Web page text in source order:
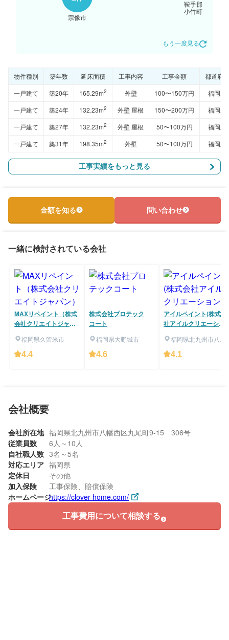
宗像市
鞍手郡
小竹町
もう一度見る
物件種別 築年数 延床面積 工事内容 工事金額
都道府県
一戸建て
築20年 165.29m2 外壁 100〜150万円
福岡県
一戸建て
築24年 132.23m2 外壁 屋根 150〜200万円
福岡県
一戸建て
築27年 132.23m2 外壁 屋根 50〜100万円
福岡県
一戸建て
築31年 198.35m2 外壁 50〜100万円 福岡県
工事実績をもっと見る
金額を知る 問い合わせ
一緒に検討されている会社
MAXリペイント（株式
会社クリエイトジャパ
福岡県久留米市
4.4
株式会社プロテック
コート
福岡県大野城市
4.6
アイルペイント(株式会
社アイルクリエーショ
福岡県北九州市八幡
4.1
会社概要
会社所在地 福岡県北九州市八幡西区丸尾町9-15 306号
従業員数
6人～10人
自社職人数 3名～5名
対応エリア 福岡県
定休日
その他
加入保険
工事保険、賠償保険
ホームページhttps://clover-home.com/
工事費用について相談する